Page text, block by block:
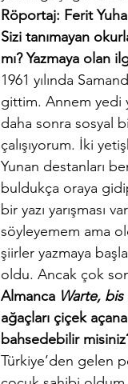
Röportaj: Ferit
Sizi tanımayan
mı? Yazmaya olan
1961 yılında
gittim. Annem yedi
daha sonra sosyal
çalışıyorum. İki
Yunan destanları
buldukça oraya
bir yazı yarışması
söyleyemem ama
şiirler yazmaya
oldu. Ancak çok
Almanca Warte,
ağaçları çiçek
bahsedebilir
Türkiye’den gelen